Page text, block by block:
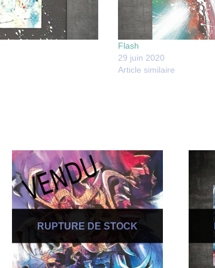
Flash
29 juin 2020
Article similaire
RUPTURE DE STOCK